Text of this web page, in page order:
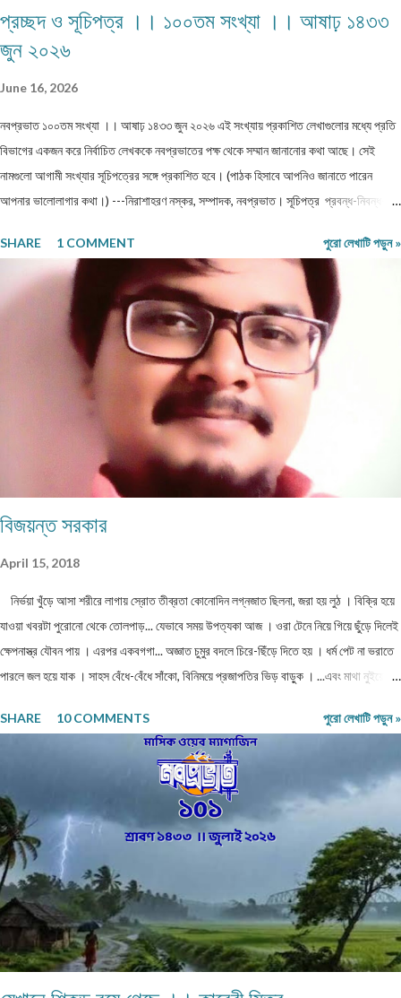
প্রচ্ছদ ও সূচিপত্র ।। ১০০তম সংখ্যা ।। আষাঢ় ১৪৩৩
জুন ২০২৬
June 16, 2026
নবপ্রভাত ১০০তম সংখ্যা ।। আষাঢ় ১৪৩৩ জুন ২০২৬ এই সংখ্যায় প্রকাশিত লেখাগুলোর মধ্যে প্রতি
বিভাগের একজন করে নির্বাচিত লেখককে নবপ্রভাতের পক্ষ থেকে সম্মান জানানোর কথা আছে। সেই
নামগুলো আগামী সংখ্যার সূচিপত্রের সঙ্গে প্রকাশিত হবে। (পাঠক হিসাবে আপনিও জানাতে পারেন
আপনার ভালোলাগার কথা।) ---নিরাশাহরণ নস্কর, সম্পাদক, নবপ্রভাত। সূচিপত্র প্রবন্ধ-নিবন্ধ-
থেকে পতন : অনিক দত্ত ও মানুষের নিঃশ... প্রবন্ধ ।। ধাঙড় ।। মোঃ চাঁন মিয়া ফকির প্রবন্ধ ।।
অন্ধকারের উৎস হতে উৎসারিত আলো ।। কুহেলী... প্রবন্ধ ।। নারীর সম্মান ও অধিকার — অলীক
কল্পনা, না... আন্তর্জাতিক খ্যাতি সম্পন্ন ভাষা বিজ্ঞানী অধ্যাপক প... প্রবন্ধ ।। কবি কৃষ্ণচন্দ্র মজুমদার
।। সুমন বিপ্লব ফিচার ।। চা দিবস ।। অশোক বন্দ্যোপাধ্যায় ফিচার ।। বর্তমান প্রেক্ষাপটে
আন্তর্জাতিক জীববৈচিত্... রম্যনাটিকা ।। পাত্র দেখা ।। সুশীল বন্দ্যোপাধ্যায় ভ্রমণকাহিনি
মাজান্দারান: কাস্পিয়ান সাগরের তীর... ঝরণার গান শুনতে ।। ...
SHARE 1 COMMENT পুরো লেখাটি পড়ুন »
বিজয়ন্ত সরকার
April 15, 2018
নির্ভয়া খুঁড়ে আসা শরীরে লাগায় স্রোত তীব্রতা কোনোদিন লগ্নজাত ছিলনা, জরা হয় লুঠ । বিক্রি হয়ে
যাওয়া খবরটা পুরোনো থেকে তোলপাড়... যেভাবে সময় উপত্যকা আজ । ওরা টেনে নিয়ে গিয়ে ছুঁড়ে দিলেই
ক্ষেপনাস্ত্র যৌবন পায় । এরপর একবগগা... অজ্ঞাত চুমুর বদলে চিরে-ছিঁড়ে দিতে হয় । ধর্ম পেট না ভরাতে
পারলে জল হয়ে যাক । সাহস বেঁধে-বেঁধে সাঁকো, বিনিময়ে প্রজাপতির ভিড় বাড়ুক । ...এবং মাথা নুইয়ে
রোধহীন । কাল্পনিক চরিত্ররা এখনও চোখে চোখ ঠুকেই বেঁচে থাকে স্বরচিত ।
........................ বিজয়ন্ত সরকার মিলন পাড়া, রায়গঞ্জ উত্তর দিনাজপুর
SHARE 10 COMMENTS পুরো লেখাটি পড়ুন »